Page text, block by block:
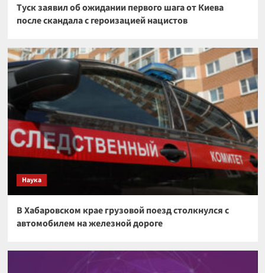
Туск заявил об ожидании первого шага от Киева
после скандала с героизацией нацистов
Наука
В Хабаровском крае грузовой поезд столкнулся с
автомобилем на железной дороге